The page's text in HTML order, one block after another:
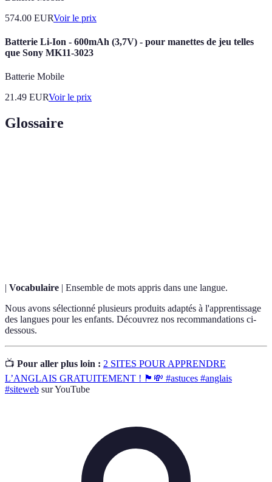
574.00 EURVoir le prix
Batterie Li-Ion - 600mAh (3,7V) - pour manettes de jeu telles
que Sony MK11-3023
Batterie Mobile
21.49 EURVoir le prix
Glossaire
| Vocabulaire | Ensemble de mots appris dans une langue.
Nous avons sélectionné plusieurs produits adaptés à l'apprentissage
des langues pour les enfants. Découvrez nos recommandations ci-
dessous.
📺 Pour aller plus loin : 2 SITES POUR APPRENDRE
L’ANGLAIS GRATUITEMENT ! 🏴󠁧󠁢󠁥󠁮󠁧󠁿💸 #astuces #anglais
#siteweb sur YouTube